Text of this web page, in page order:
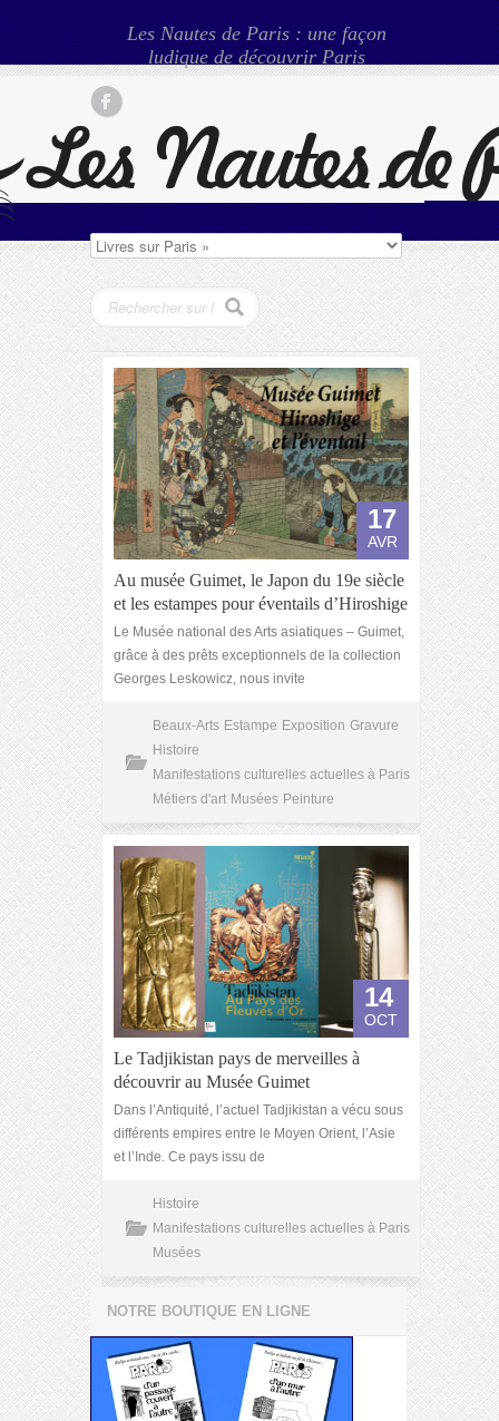
Les Nautes de Paris : une façon
ludique de découvrir Paris
17
AVR
Au musée Guimet, le Japon du 19e siècle
et les estampes pour éventails d’Hiroshige
Le Musée national des Arts asiatiques – Guimet,
grâce à des prêts exceptionnels de la collection
Georges Leskowicz, nous invite
Beaux-Arts Estampe Exposition Gravure
Histoire
Manifestations culturelles actuelles à Paris
Métiers d'art Musées Peinture
14
OCT
Le Tadjikistan pays de merveilles à
découvrir au Musée Guimet
Dans l’Antiquité, l’actuel Tadjikistan a vécu sous
différents empires entre le Moyen Orient, l’Asie
et l’Inde. Ce pays issu de
Histoire
Manifestations culturelles actuelles à Paris
Musées
NOTRE BOUTIQUE EN LIGNE